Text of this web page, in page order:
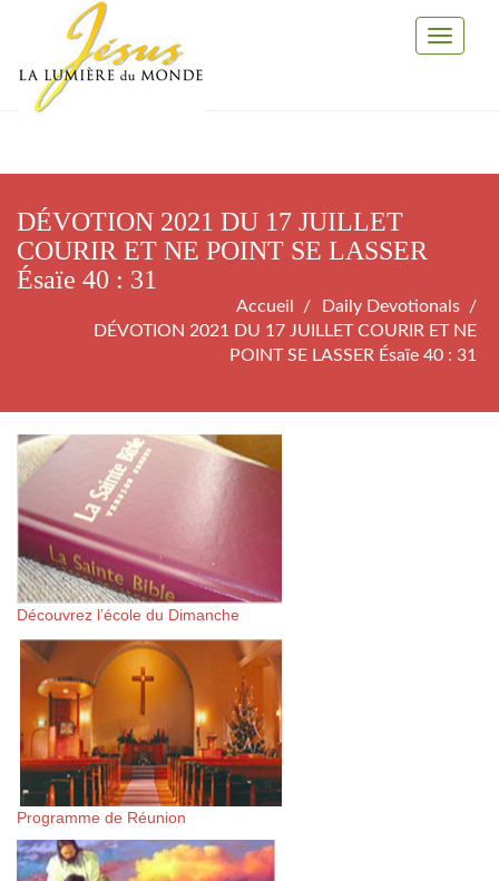
Toggle
DÉVOTION 2021 DU 17 JUILLET
COURIR ET NE POINT SE LASSER
Ésaïe 40 : 31
Accueil
Daily Devotionals
DÉVOTION 2021 DU 17 JUILLET COURIR ET NE
POINT SE LASSER Ésaïe 40 : 31
Découvrez l’école du Dimanche
Programme de Réunion